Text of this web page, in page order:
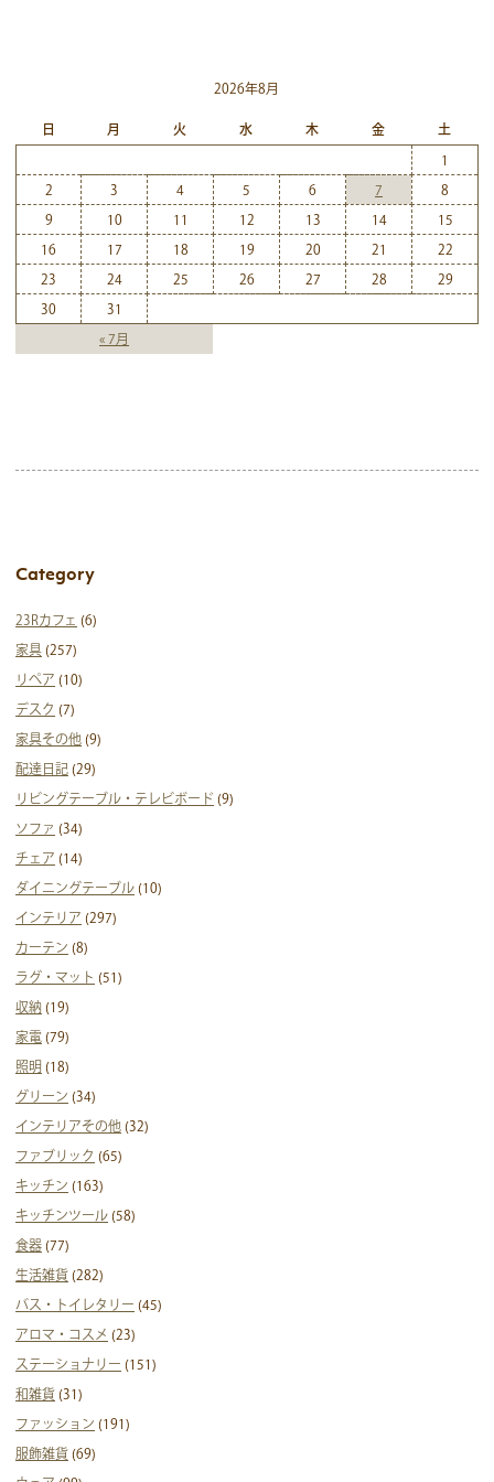
2026年8月
日 月 火 水 木 金 土
« 7月
1
2 3 4 5 6 7 8
9 10 11 12 13 14 15
16 17 18 19 20 21 22
23 24 25 26 27 28 29
30 31
Category
23Rカフェ (6)
家具 (257)
リペア (10)
デスク (7)
家具その他 (9)
配達日記 (29)
リビングテーブル・テレビボード (9)
ソファ (34)
チェア (14)
ダイニングテーブル (10)
インテリア (297)
カーテン (8)
ラグ・マット (51)
収納 (19)
家電 (79)
照明 (18)
グリーン (34)
インテリアその他 (32)
ファブリック (65)
キッチン (163)
キッチンツール (58)
食器 (77)
生活雑貨 (282)
バス・トイレタリー (45)
アロマ・コスメ (23)
ステーショナリー (151)
和雑貨 (31)
ファッション (191)
服飾雑貨 (69)